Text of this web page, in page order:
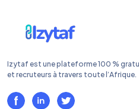
Izytaf est une plateforme 100 %
et recruteurs à travers toute l’Afrique.